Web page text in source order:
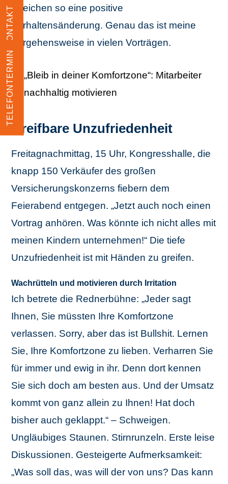
erreichen so eine positive
Verhaltensänderung. Genau das ist meine
Vorgehensweise in vielen Vorträgen.
„Bleib in deiner Komfortzone“: Mitarbeiter
nachhaltig motivieren
Greifbare Unzufriedenheit
Freitagnachmittag, 15 Uhr, Kongresshalle, die
knapp 150 Verkäufer des großen
Versicherungskonzerns fiebern dem
Feierabend entgegen. „Jetzt auch noch einen
Vortrag anhören. Was könnte ich nicht alles mit
meinen Kindern unternehmen!“ Die tiefe
Unzufriedenheit ist mit Händen zu greifen.
Wachrütteln und motivieren durch Irritation
Ich betrete die Rednerbühne: „Jeder sagt
Ihnen, Sie müssten Ihre Komfortzone
verlassen. Sorry, aber das ist Bullshit. Lernen
Sie, Ihre Komfortzone zu lieben. Verharren Sie
für immer und ewig in ihr. Denn dort kennen
Sie sich doch am besten aus. Und der Umsatz
kommt von ganz allein zu Ihnen! Hat doch
bisher auch geklappt.“ – Schweigen.
Ungläubiges Staunen. Stirnrunzeln. Erste leise
Diskussionen. Gesteigerte Aufmerksamkeit:
„Was soll das, was will der von uns? Das kann
KONTAKT
TELEFONTERMIN